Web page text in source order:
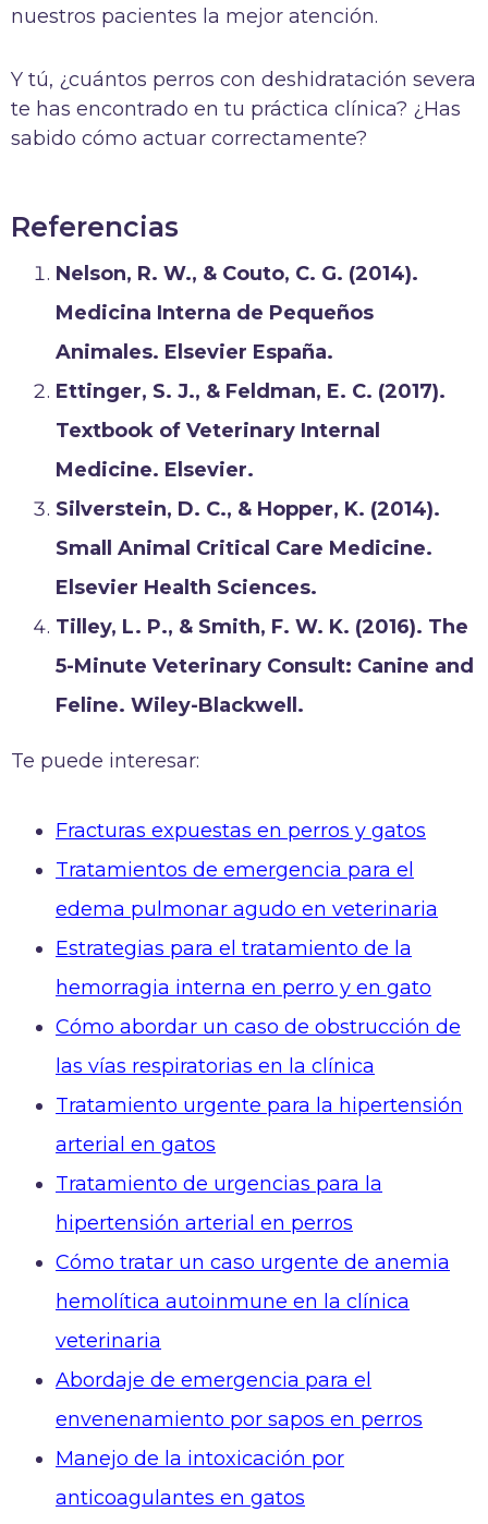
nuestros pacientes la mejor atención.
Y tú, ¿cuántos perros con deshidratación severa
te has encontrado en tu práctica clínica? ¿Has
sabido cómo actuar correctamente?
Referencias
Nelson, R. W., & Couto, C. G. (2014).
Medicina Interna de Pequeños
Animales. Elsevier España.
Ettinger, S. J., & Feldman, E. C. (2017).
Textbook of Veterinary Internal
Medicine. Elsevier.
Silverstein, D. C., & Hopper, K. (2014).
Small Animal Critical Care Medicine.
Elsevier Health Sciences.
Tilley, L. P., & Smith, F. W. K. (2016). The
5-Minute Veterinary Consult: Canine and
Feline. Wiley-Blackwell.
Te puede interesar:
Fracturas expuestas en perros y gatos
Tratamientos de emergencia para el
edema pulmonar agudo en veterinaria
Estrategias para el tratamiento de la
hemorragia interna en perro y en gato
Cómo abordar un caso de obstrucción de
las vías respiratorias en la clínica
Tratamiento urgente para la hipertensión
arterial en gatos
Tratamiento de urgencias para la
hipertensión arterial en perros
Cómo tratar un caso urgente de anemia
hemolítica autoinmune en la clínica
veterinaria
Abordaje de emergencia para el
envenenamiento por sapos en perros
Manejo de la intoxicación por
anticoagulantes en gatos